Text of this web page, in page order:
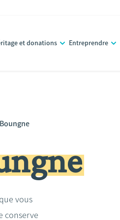
et donations Entreprendre
vous
conserve